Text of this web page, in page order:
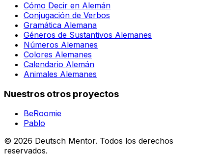
Cómo Decir en Alemán
Conjugación de Verbos
Gramática Alemana
Géneros de Sustantivos Alemanes
Números Alemanes
Colores Alemanes
Calendario Alemán
Animales Alemanes
Nuestros otros proyectos
BeRoomie
Pablo
© 2026 Deutsch Mentor. Todos los derechos
reservados.